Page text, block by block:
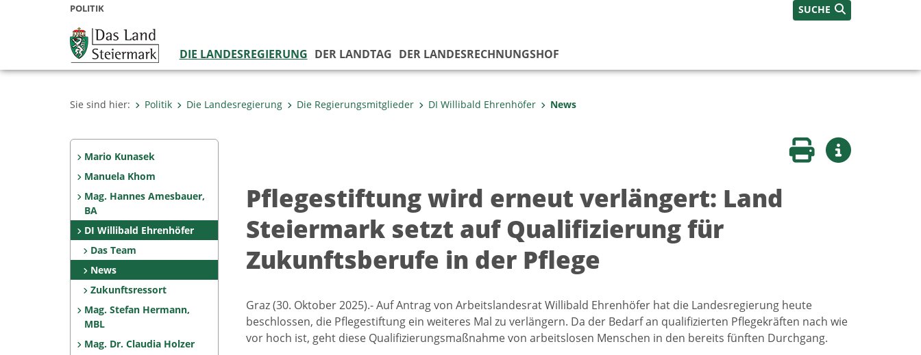
POLITIK SUCHE
DIE LANDESREGIERUNG DER LANDTAG DER LANDESRECHNUNGSHOF
Sie sind hier: Politik Die Landesregierung Die Regierungsmitglieder DI Willibald Ehrenhöfer News
Mario Kunasek
Manuela Khom
Mag. Hannes Amesbauer,
BA
DI Willibald Ehrenhöfer
Das Team
News
Zukunftsressort
Mag. Stefan Hermann,
MBL
Mag. Dr. Claudia Holzer
Seite druckenWeitere Infos
Pflegestiftung wird erneut verlängert: Land
Steiermark setzt auf Qualifizierung für
Zukunftsberufe in der Pflege
Graz (30. Oktober 2025).- Auf Antrag von Arbeitslandesrat Willibald Ehrenhöfer hat die Landesregierung heute
beschlossen, die Pflegestiftung ein weiteres Mal zu verlängern. Da der Bedarf an qualifizierten Pflegekräften nach wie
vor hoch ist, geht diese Qualifizierungsmaßnahme von arbeitslosen Menschen in den bereits fünften Durchgang.